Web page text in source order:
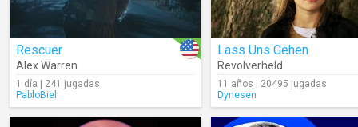
Rescuer
Alex Warren
1 día | 241 jugadas
PabloBiel
Lass Uns Gehen
Revolverheld
11 años | 20495 jugadas
Dynesen